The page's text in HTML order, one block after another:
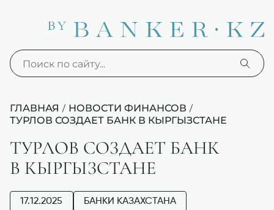
ГЛАВНАЯ / НОВОСТИ ФИНАНСОВ /
ТУРЛОВ СОЗДАЕТ БАНК В КЫРГЫЗСТАНЕ
ТУРЛОВ СОЗДАЕТ БАНК
В КЫРГЫЗСТАНЕ
17.12.2025 БАНКИ КАЗАХСТАНА